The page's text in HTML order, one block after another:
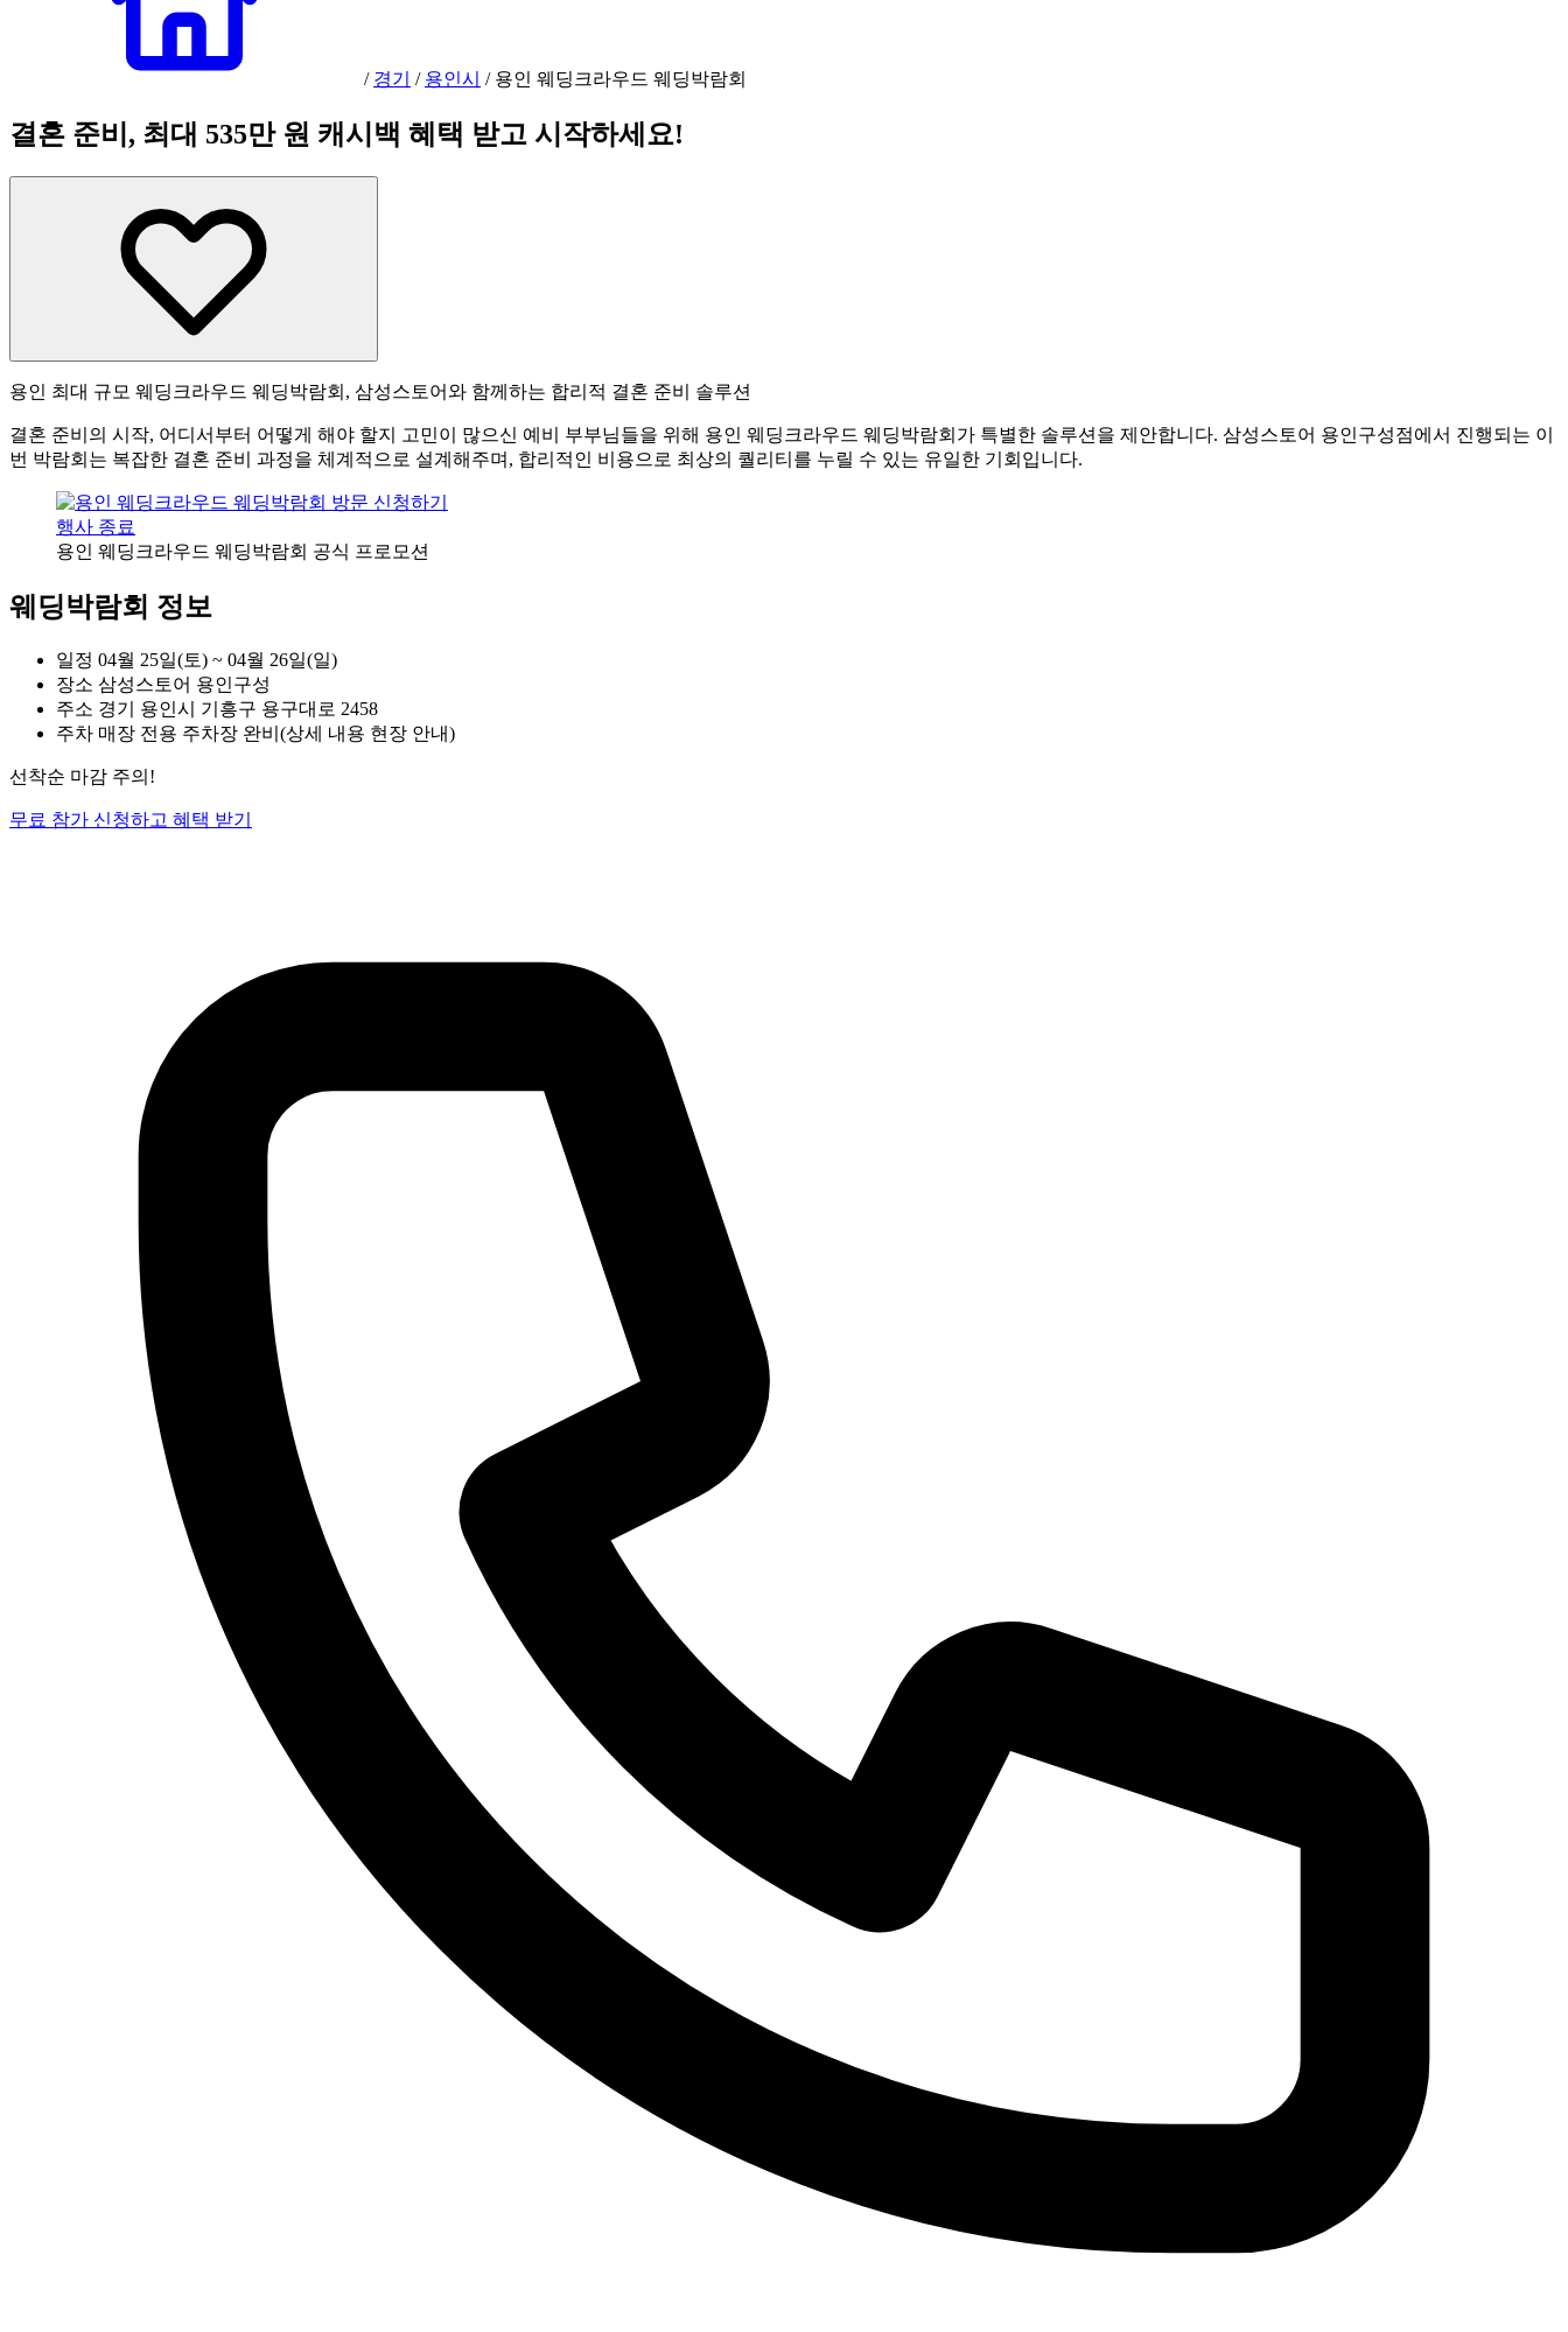
/ 경기 / 용인시 / 용인 웨딩크라우드 웨딩박람회
결혼 준비, 최대 535만 원 캐시백 혜택 받고 시작하세요!
용인 최대 규모 웨딩크라우드 웨딩박람회, 삼성스토어와 함께하는 합리적 결혼 준비 솔루션
결혼 준비의 시작, 어디서부터 어떻게 해야 할지 고민이 많으신 예비 부부님들을 위해 용인 웨딩크라우드 웨딩박람회가 특별한 솔루션을 제안합니다. 삼성스토어 용인구성점에서 진행되는 이
번 박람회는 복잡한 결혼 준비 과정을 체계적으로 설계해주며, 합리적인 비용으로 최상의 퀄리티를 누릴 수 있는 유일한 기회입니다.
행사 종료
용인 웨딩크라우드 웨딩박람회 공식 프로모션
웨딩박람회 정보
일정 04월 25일(토) ~ 04월 26일(일)
장소 삼성스토어 용인구성
주소 경기 용인시 기흥구 용구대로 2458
주차 매장 전용 주차장 완비(상세 내용 현장 안내)
선착순 마감 주의!
무료 참가 신청하고 혜택 받기